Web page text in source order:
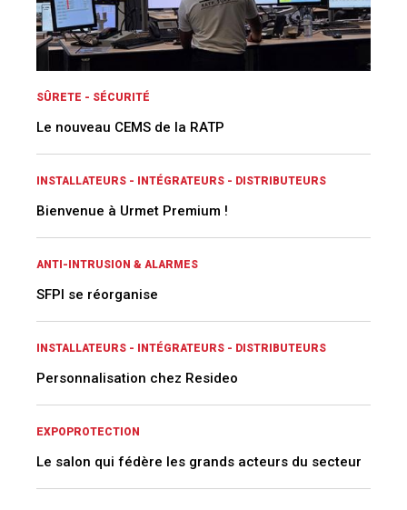
SÛRETE - SÉCURITÉ
Le nouveau CEMS de la RATP
INSTALLATEURS - INTÉGRATEURS - DISTRIBUTEURS
Bienvenue à Urmet Premium !
ANTI-INTRUSION & ALARMES
SFPI se réorganise
INSTALLATEURS - INTÉGRATEURS - DISTRIBUTEURS
Personnalisation chez Resideo
EXPOPROTECTION
Le salon qui fédère les grands acteurs du secteur